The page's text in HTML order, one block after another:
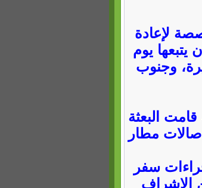
لإعادة
يتبعها يوم
البحيرة، وجنوب
البعثة
مطار
سفر
الإشراف